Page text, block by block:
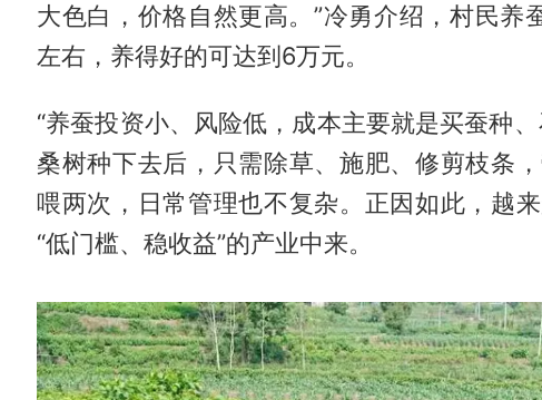
大色白，价格自然更高。”冷勇介绍，村民养
左右，养得好的可达到6万元。
“养蚕投资小、风险低，成本主要就是买蚕种
桑树种下去后，只需除草、施肥、修剪枝条
喂两次，日常管理也不复杂。正因如此，越
“低门槛、稳收益”的产业中来。